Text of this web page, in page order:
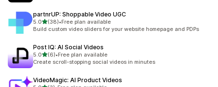
partnrUP: Shoppable Video UGC
5.0별 5개 중
(38)
총 리뷰 38개
•Free plan available
Build custom video sliders for your website homepage and PDPs
Post IQ: AI Social Videos
5.0별 5개 중
(6)
총 리뷰 6개
•Free plan available
Create scroll-stopping social videos in minutes
VideoMagic: AI Product Videos